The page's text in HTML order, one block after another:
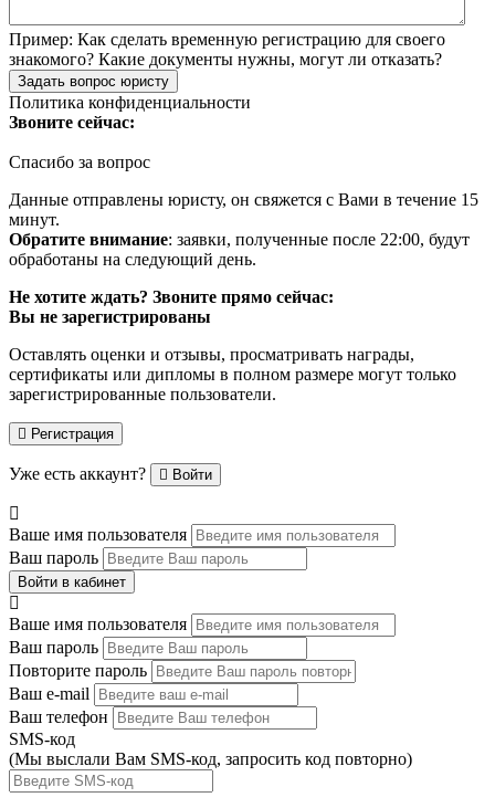
Пример: Как сделать временную регистрацию для своего
знакомого? Какие документы нужны, могут ли отказать?
Задать вопрос юристу
Политика конфиденциальности
Звоните сейчас:
Спасибо за вопрос
Данные отправлены юристу, он свяжется с Вами в течение 15
минут.
Обратите внимание: заявки, полученные после 22:00, будут
обработаны на следующий день.
Не хотите ждать? Звоните прямо сейчас:
Вы не зарегистрированы
Оставлять оценки и отзывы, просматривать награды,
сертификаты или дипломы в полном размере могут только
зарегистрированные пользователи.
Регистрация
Уже есть аккаунт? Войти
Ваше имя пользователя
Ваш пароль
Войти в кабинет
Ваше имя пользователя
Ваш пароль
Повторите пароль
Ваш e-mail
Ваш телефон
SMS-код
(Мы выслали Вам SMS-код, запросить код повторно)